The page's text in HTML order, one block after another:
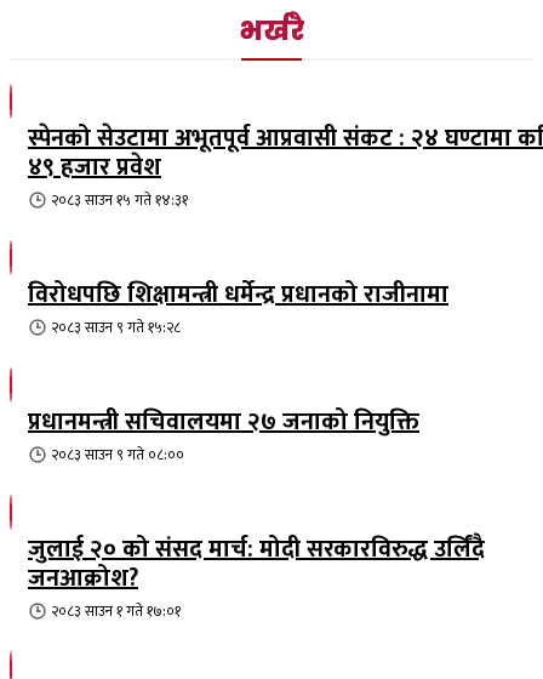
भर्खरै
स्पेनको सेउटामा अभूतपूर्व आप्रवासी संकट : २४ घण्टामा
४९ हजार प्रवेश
२०८३ साउन १५ गते १४:३१
विरोधपछि शिक्षामन्त्री धर्मेन्द्र प्रधानको राजीनामा
२०८३ साउन ९ गते १५:२८
प्रधानमन्त्री सचिवालयमा २७ जनाको नियुक्ति
२०८३ साउन ९ गते ०८:००
जुलाई २० को संसद मार्च: मोदी सरकारविरुद्ध उर्लिंदै
जनआक्रोश?
२०८३ साउन १ गते १७:०१